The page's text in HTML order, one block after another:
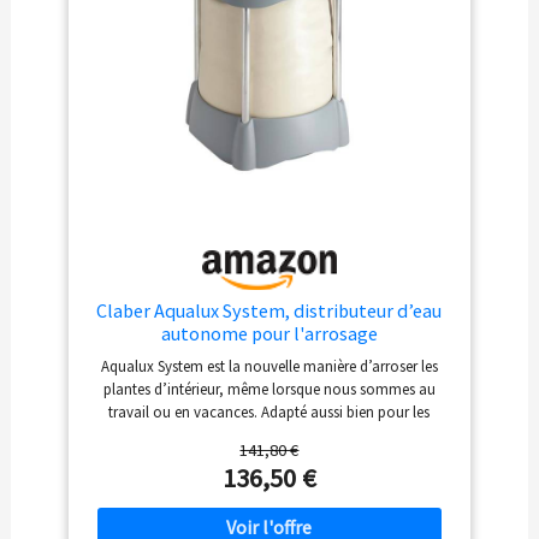
Claber Aqualux System, distributeur d’eau
autonome pour l'arrosage
Aqualux System est la nouvelle manière d’arroser les
plantes d’intérieur, même lorsque nous sommes au
travail ou en vacances. Adapté aussi bien pour les
système peut être alimenté par courant électrique
moyennant adaptateur de réseau avec prise USB inclus,
ou bien par 2 piles rechargeables AA 1.2V NiMH de
minimum 2400 mAh (non fournies). Réservoir d’eau
141,80 €
136,50 €